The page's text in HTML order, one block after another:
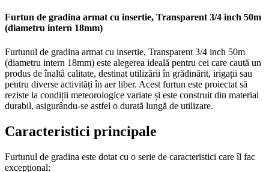
Furtun de gradina armat cu insertie, Transparent 3/4 inch 50m
(diametru intern 18mm)
Furtunul de gradina armat cu insertie, Transparent 3/4 inch 50m
(diametru intern 18mm) este alegerea ideală pentru cei care caută un
produs de înaltă calitate, destinat utilizării în grădinărit, irigații sau
pentru diverse activități în aer liber. Acest furtun este proiectat să
reziste la condiții meteorologice variate și este construit din material
durabil, asigurându-se astfel o durată lungă de utilizare.
Caracteristici principale
Furtunul de gradina este dotat cu o serie de caracteristici care îl fac
excepțional: